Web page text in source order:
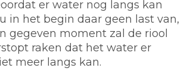
er water nog langs kan
in het begin daar geen last van,
gegeven moment zal de riool
raken dat het water er
meer langs kan.